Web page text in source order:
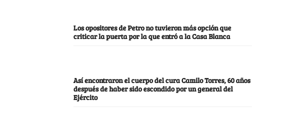
Los opositores de Petro no tuvieron más opción que
criticar la puerta por la que entró a la Casa Blanca
Así encontraron el cuerpo del cura Camilo Torres, 60 años
después de haber sido escondido por un general del
Ejército